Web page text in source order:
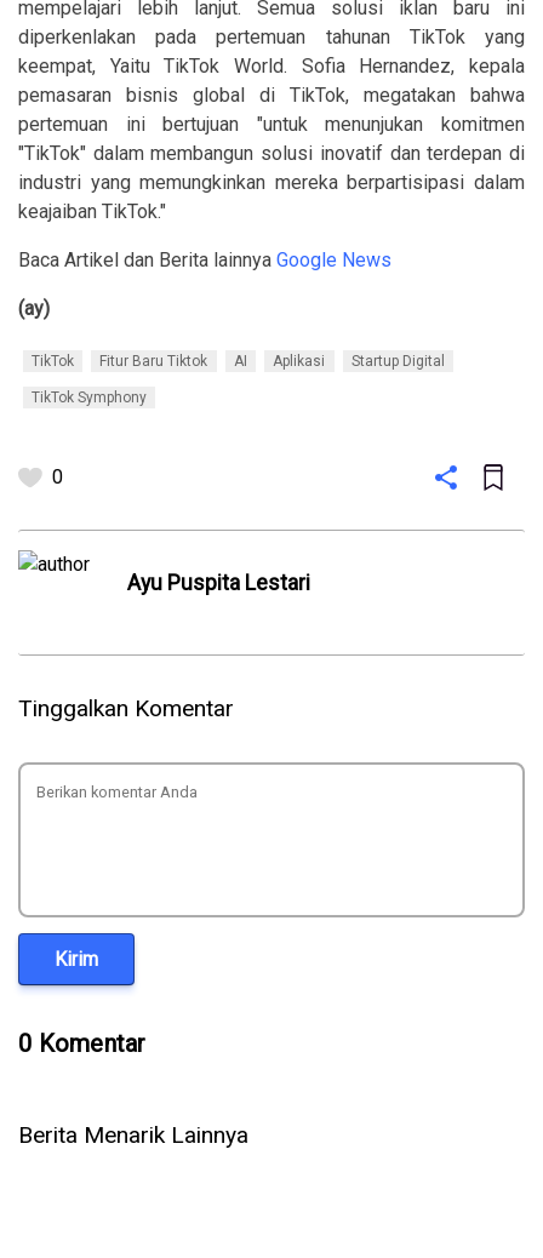
mempelajari lebih lanjut. Semua solusi iklan baru ini
diperkenlakan pada pertemuan tahunan TikTok yang
keempat, Yaitu TikTok World. Sofia Hernandez, kepala
pemasaran bisnis global di TikTok, megatakan bahwa
pertemuan ini bertujuan "untuk menunjukan komitmen
"TikTok" dalam membangun solusi inovatif dan terdepan di
industri yang memungkinkan mereka berpartisipasi dalam
keajaiban TikTok."
Baca Artikel dan Berita lainnya Google News
(ay)
TikTok Fitur Baru Tiktok AI Aplikasi Startup Digital
TikTok Symphony
0
Ayu Puspita Lestari
Tinggalkan Komentar
Kirim
0 Komentar
Berita Menarik Lainnya